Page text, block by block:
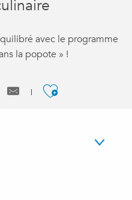
avec le programme
la popote » !
Ajouter